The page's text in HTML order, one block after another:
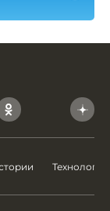
Технологии